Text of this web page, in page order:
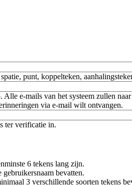
punt, koppelteken,
Alle e-mails van het systeem zullen
via e-mail wilt ontvangen.
ter verificatie in.
6 tekens lang zijn.
bevatten.
3 verschillende soorten tekens